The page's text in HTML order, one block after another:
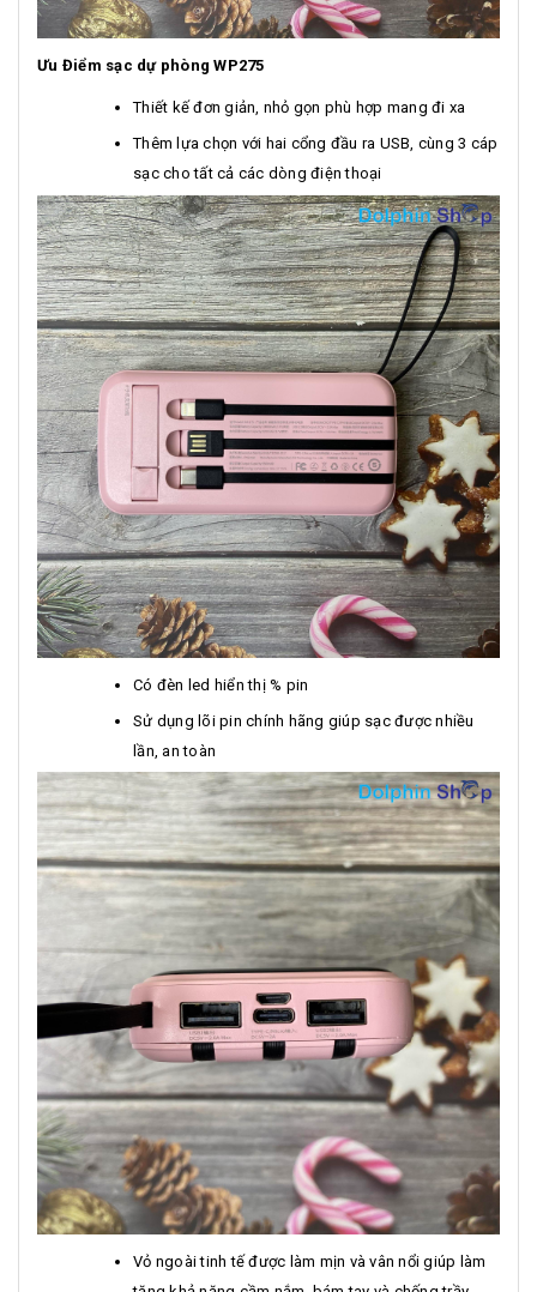
Ưu Điểm sạc dự phòng WP275
Thiết kế đơn giản, nhỏ gọn phù hợp mang đi xa
Thêm lựa chọn với hai cổng đầu ra USB, cùng 3 cáp
sạc cho tất cả các dòng điện thoại
Có đèn led hiển thị % pin
Sử dụng lõi pin chính hãng giúp sạc được nhiều
lần, an toàn
Vỏ ngoài tinh tế được làm mịn và vân nổi giúp làm